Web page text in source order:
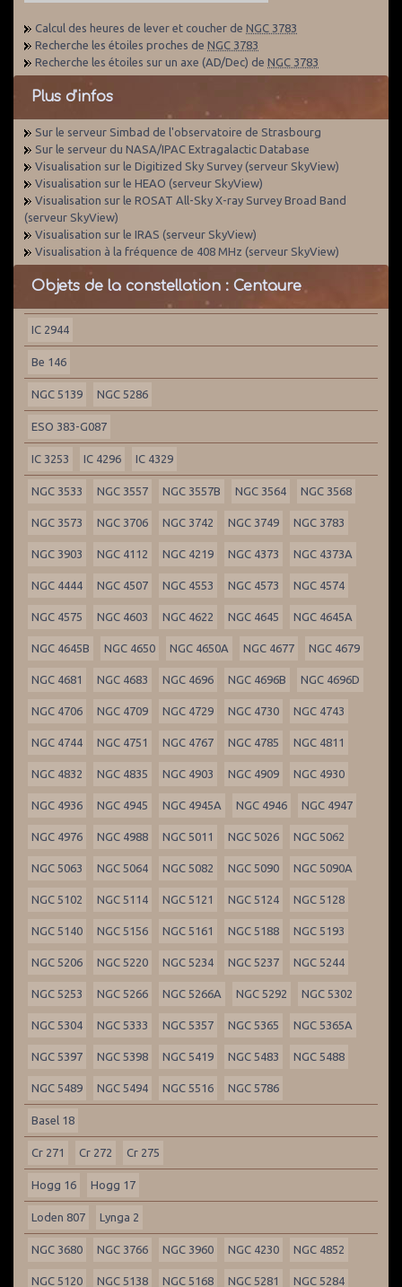
Calcul des heures de lever et coucher de NGC 3783
Recherche les étoiles proches de NGC 3783
Recherche les étoiles sur un axe (AD/Dec) de NGC 3783
Plus d'infos
Sur le serveur Simbad de l'observatoire de Strasbourg
Sur le serveur du NASA/IPAC Extragalactic Database
Visualisation sur le Digitized Sky Survey (serveur SkyView)
Visualisation sur le HEAO (serveur SkyView)
Visualisation sur le ROSAT All-Sky X-ray Survey Broad Band
(serveur SkyView)
Visualisation sur le IRAS (serveur SkyView)
Visualisation à la fréquence de 408 MHz (serveur SkyView)
Objets de la constellation : Centaure
IC 2944
Be 146
NGC 5139 NGC 5286
ESO 383-G087
IC 3253 IC 4296 IC 4329
NGC 3533 NGC 3557 NGC 3557B NGC 3564 NGC 3568
NGC 3573 NGC 3706 NGC 3742 NGC 3749 NGC 3783
NGC 3903 NGC 4112 NGC 4219 NGC 4373 NGC 4373A
NGC 4444 NGC 4507 NGC 4553 NGC 4573 NGC 4574
NGC 4575 NGC 4603 NGC 4622 NGC 4645 NGC 4645A
NGC 4645B NGC 4650 NGC 4650A NGC 4677 NGC 4679
NGC 4681 NGC 4683 NGC 4696 NGC 4696B NGC 4696D
NGC 4706 NGC 4709 NGC 4729 NGC 4730 NGC 4743
NGC 4744 NGC 4751 NGC 4767 NGC 4785 NGC 4811
NGC 4832 NGC 4835 NGC 4903 NGC 4909 NGC 4930
NGC 4936 NGC 4945 NGC 4945A NGC 4946 NGC 4947
NGC 4976 NGC 4988 NGC 5011 NGC 5026 NGC 5062
NGC 5063 NGC 5064 NGC 5082 NGC 5090 NGC 5090A
NGC 5102 NGC 5114 NGC 5121 NGC 5124 NGC 5128
NGC 5140 NGC 5156 NGC 5161 NGC 5188 NGC 5193
NGC 5206 NGC 5220 NGC 5234 NGC 5237 NGC 5244
NGC 5253 NGC 5266 NGC 5266A NGC 5292 NGC 5302
NGC 5304 NGC 5333 NGC 5357 NGC 5365 NGC 5365A
NGC 5397 NGC 5398 NGC 5419 NGC 5483 NGC 5488
NGC 5489 NGC 5494 NGC 5516 NGC 5786
Basel 18
Cr 271 Cr 272 Cr 275
Hogg 16 Hogg 17
Loden 807 Lynga 2
NGC 3680 NGC 3766 NGC 3960 NGC 4230 NGC 4852
NGC 5120 NGC 5138 NGC 5168 NGC 5281 NGC 5284